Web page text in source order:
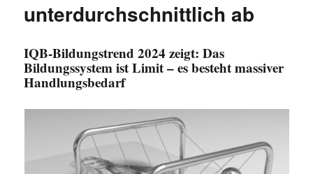
unterdurchschnittlich ab
IQB-Bildungstrend 2024 zeigt: Das
Bildungssystem ist Limit – es besteht massiver
Handlungsbedarf